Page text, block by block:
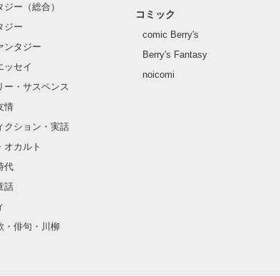
ジー（総合）
ジー
ンタジー
ッセイ
ー・サスペンス
情
クション・実話
オカルト
代
話
・俳句・川柳
コミック
comic Berry's
Berry's Fantasy
noicomi